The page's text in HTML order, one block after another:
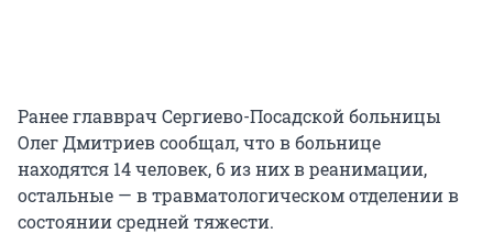
Ранее главврач Сергиево-Посадской больницы
Олег Дмитриев сообщал, что в больнице
находятся 14 человек, 6 из них в реанимации,
остальные — в травматологическом отделении в
состоянии средней тяжести.